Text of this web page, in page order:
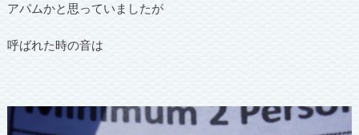
アパムかと思っていましたが
呼ばれた時の音は